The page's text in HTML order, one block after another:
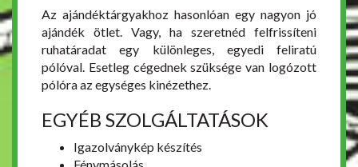
Az ajándéktárgyakhoz hasonlóan egy nagyon jó
ajándék ötlet. Vagy, ha szeretnéd felfrissíteni
ruhatáradat egy különleges, egyedi feliratú
pólóval. Esetleg cégednek szüksége van logózott
pólóra az egységes kinézethez.
EGYÉB SZOLGÁLTATÁSOK
Igazolványkép készítés